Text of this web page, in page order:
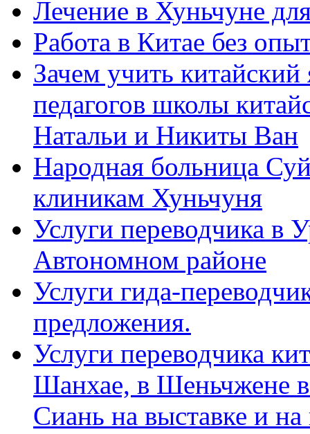
Лечение в Хуньчуне
Работа в Китае без
Зачем учить
педагогов школы
Натальи и Никиты Ван
Народная больница
клиникам Хуньчуня
Услуги переводчика в
Автономном районе
Услуги гида-
предложения.
Услуги переводчика
Шанхае, в Шеньчжене
Сиань на выставке и